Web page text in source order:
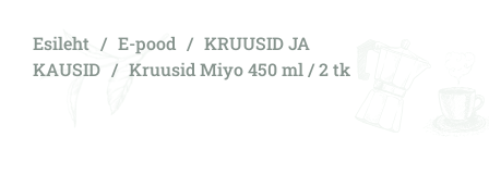
Esileht / E-pood / KRUUSID JA
KAUSID / Kruusid Miyo 450 ml / 2 tk